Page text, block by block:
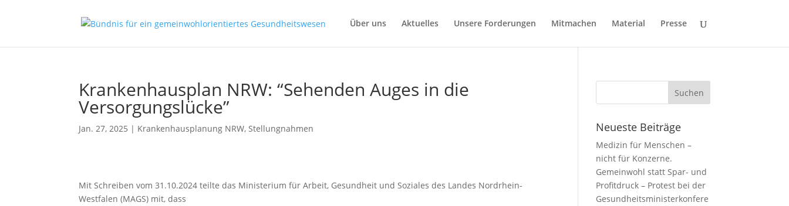
Über uns Aktuelles Unsere Forderungen Mitmachen Material Presse
Krankenhausplan NRW: “Sehenden Auges in die
Versorgungslücke”
Jan. 27, 2025 | Krankenhausplanung NRW,Stellungnahmen
Mit Schreiben vom 31.10.2024 teilte das Ministerium für Arbeit, Gesundheit und Soziales des Landes Nordrhein-
Westfalen (MAGS) mit, dass
Neueste Beiträge
Medizin für Menschen –
nicht für Konzerne.
Gemeinwohl statt Spar- und
Profitdruck – Protest bei der
Gesundheitsministerkonfere